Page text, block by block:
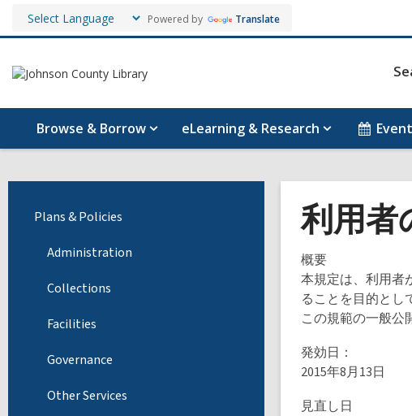
Powered by Translate
Browse & Borrow eLearning & Research
Plans & Policies
Administration
Collections
Facilities
Governance
Other Services
利用者
概要
本規定は、利用者
ることを目的とし
この規範の一般公
発効日：
2015年8月13日
見直し日